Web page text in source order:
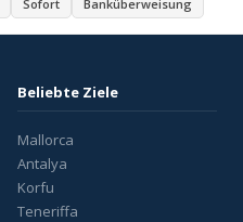
Sofort Banküberweisung
Beliebte Ziele
Mallorca
Antalya
Korfu
Teneriffa